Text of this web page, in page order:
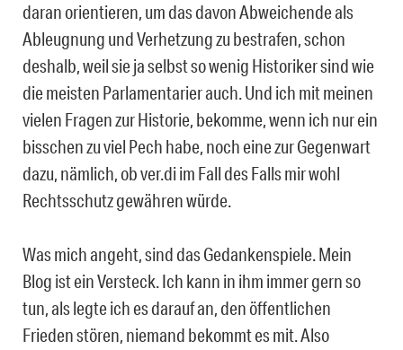
daran orientieren, um das davon Abweichende als
Ableugnung und Verhetzung zu bestrafen, schon
deshalb, weil sie ja selbst so wenig Historiker sind wie
die meisten Parlamentarier auch. Und ich mit meinen
vielen Fragen zur Historie, bekomme, wenn ich nur ein
bisschen zu viel Pech habe, noch eine zur Gegenwart
dazu, nämlich, ob ver.di im Fall des Falls mir wohl
Rechtsschutz gewähren würde.
Was mich angeht, sind das Gedankenspiele. Mein
Blog ist ein Versteck. Ich kann in ihm immer gern so
tun, als legte ich es darauf an, den öffentlichen
Frieden stören, niemand bekommt es mit. Also